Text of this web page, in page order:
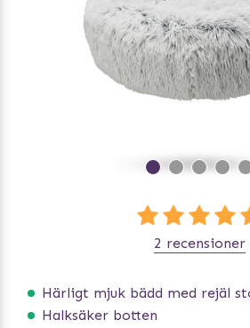
Härligt mjuk bädd med rejäl stoppning som
Halksäker botten
2 recensioner